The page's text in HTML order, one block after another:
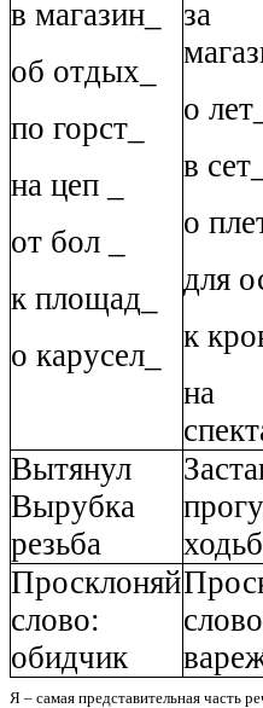
в магазин_
об отдых_
по горст_
на цеп _
от бол _
к площад_
о карусел_
за
о лет_
в сет_
о
для
к
на
Вытянул
Вырубка
резьба
Просклоняй
слово:
обидчик
Я – самая представительная часть